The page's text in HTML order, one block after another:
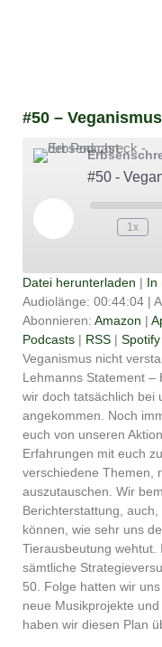
#50 –
#50 -
1x
Amazon
Deezer
RSS
YouTube
RSS FEED
TEILEN
LINK
EMBED
Datei herunterladen | In
Audiolänge: 00:44:04 |
Abonnieren: Amazon |
Podcasts | RSS | Spotify
Veganismus nicht
Lehmanns Statement –
wir doch tatsächlich bei
angekommen. Noch
euch von unseren
Erfahrungen mit euch
verschiedene Themen,
auszutauschen. Wir
Berichterstattung,
können, wie sehr uns
Tierausbeutung wehtut.
sämtliche
50. Folge hatten wir
neue Musikprojekte
haben wir diesen Plan